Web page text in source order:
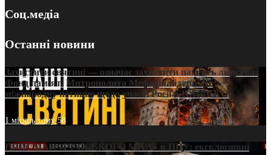
Соц.медіа
Останні новини
Захистити святині — означає захистити пам’ять людства:
Фонд пам’яті Митрополита Мефодія підтримує
міжнародну петицію щодо участі Росії в ЮНЕСКО
1 місяць тому58
ПРИСМАК «РУССЬКОГО МІРА» в ПЦУ: ексклюзивні